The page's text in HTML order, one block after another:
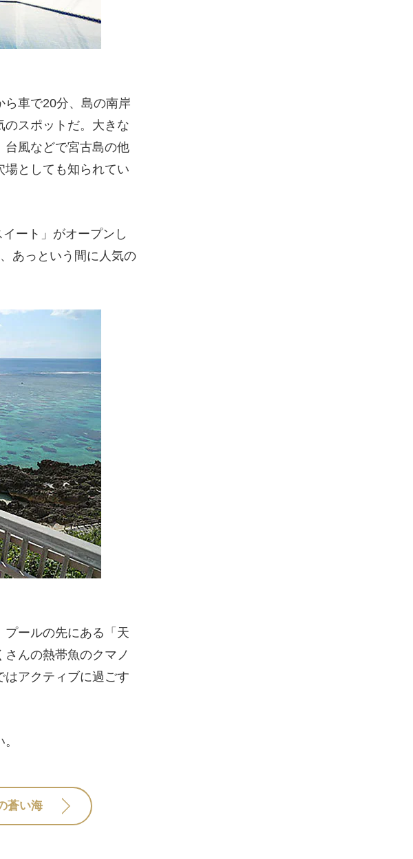
車で20分、島の南岸
のスポットだ。大きな
台風などで宮古島の他
としても知られてい
ート」がオープンし
あっという間に人気の
ールの先にある「天
んの熱帯魚のクマノ
はアクティブに過ごす
蒼い海